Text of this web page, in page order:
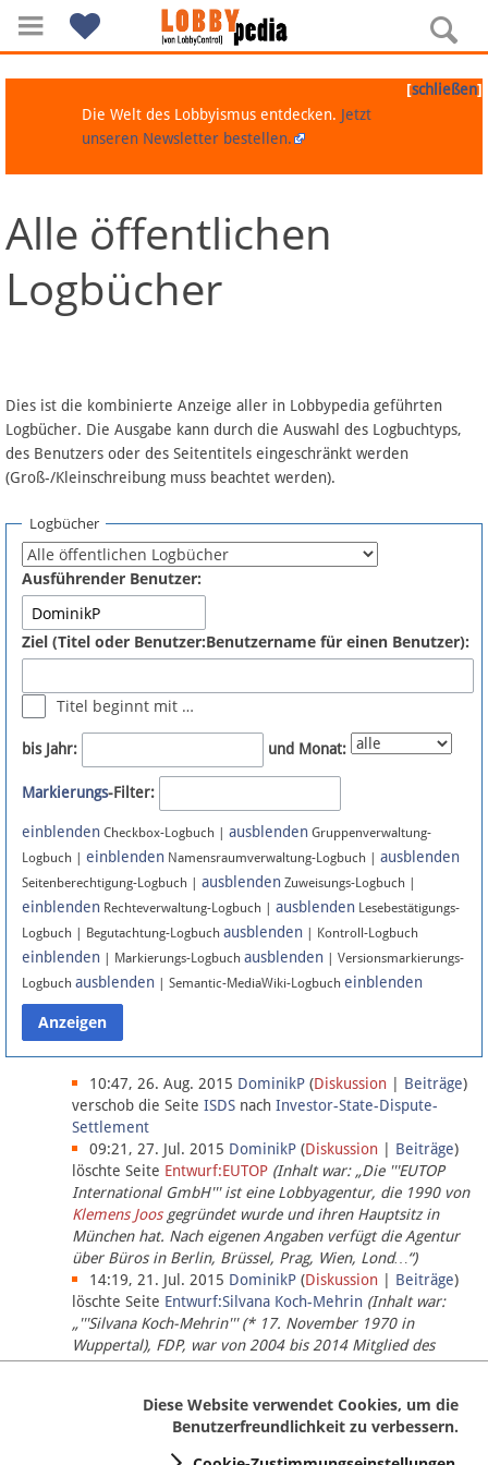
Navigation
Über Lobbypedia
Artikel nach Kategorien
FAQ
Fördermitglied werden
Fehler melden
Newsletter
Bluesky
Facebook
Instagram
Anmelden
Datenschutz
Über Lobbypedia
Impressum
[schließen]
Die Welt des Lobbyismus entdecken. Jetzt
unseren Newsletter bestellen.
Alle öffentlichen
Logbücher
Dies ist die kombinierte Anzeige aller in Lobbypedia geführten
Logbücher. Die Ausgabe kann durch die Auswahl des Logbuchtyps,
des Benutzers oder des Seitentitels eingeschränkt werden
(Groß-/Kleinschreibung muss beachtet werden).
Logbücher
Ausführender Benutzer:
Ziel (Titel oder Benutzer:Benutzername für einen Benutzer):
Titel beginnt mit …
bis Jahr: und Monat:
Markierungs-Filter:
einblenden Checkbox-Logbuch | ausblenden Gruppenverwaltung-
Logbuch | einblenden Namensraumverwaltung-Logbuch | ausblenden
Seitenberechtigung-Logbuch | ausblenden Zuweisungs-Logbuch |
einblenden Rechteverwaltung-Logbuch | ausblenden Lesebestätigungs-
Logbuch | Begutachtung-Logbuch ausblenden | Kontroll-Logbuch
einblenden | Markierungs-Logbuch ausblenden | Versionsmarkierungs-
Logbuch ausblenden | Semantic-MediaWiki-Logbuch einblenden
10:47, 26. Aug. 2015 DominikP (Diskussion Beiträge)
verschob die Seite ISDS nach Investor-State-Dispute-
Settlement
09:21, 27. Jul. 2015 DominikP (Diskussion Beiträge)
löschte Seite Entwurf:EUTOP (Inhalt war: „Die '''EUTOP
International GmbH''' ist eine Lobbyagentur, die 1990 von
Klemens Joosgegründet wurde und ihren Hauptsitz in
München hat. Nach eigenen Angaben verfügt die Agentur
über Büros in Berlin, Brüssel, Prag, Wien, Lond…“)
14:19, 21. Jul. 2015 DominikP (Diskussion Beiträge)
löschte Seite Entwurf:Silvana Koch-Mehrin (Inhalt war:
„'''Silvana Koch-Mehrin''' (* 17. November 1970 in
Wuppertal), FDP, war von 2004 bis 2014 Mitglied des
Europäischen Parlaments, seit November 2014 ist sie für
Diese Website verwendet Cookies, um die
Benutzerfreundlichkeit zu verbessern.